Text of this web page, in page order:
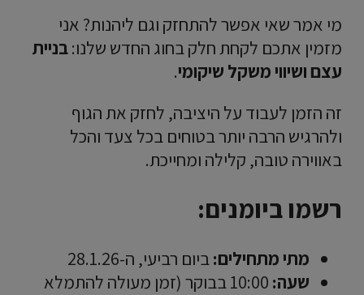
מי אמר שאי אפשר להתחזק וגם ליהנות? אני
מזמין אתכם לקחת חלק בחוג החדש שלנו:בניית
עצם ושיווי משקל שיקומי.
זה הזמן לעבוד על היציבה, לחזק את הגוף
ולהרגיש הרבה יותר בטוחים בכל צעד והכל
באווירה טובה, קלילה ומחייכת.
רשמו ביומנים:
מתי מתחילים:ביום רביעי, ה-28.1.26
שעה:
10:00 בבוקר (זמן מעולה להתמלא